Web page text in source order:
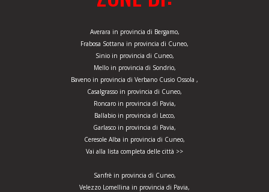
Averara in provincia di Bergamo,
Frabosa Sottana in provincia di Cuneo,
Sinio in provincia di Cuneo,
Mello in provincia di Sondrio,
Baveno in provincia di Verbano Cusio Ossola ,
Casalgrasso in provincia di Cuneo,
Roncaro in provincia di Pavia,
Ballabio in provincia di Lecco,
Garlasco in provincia di Pavia,
Ceresole Alba in provincia di Cuneo,
Vai alla lista completa delle città >>
Sanfrè in provincia di Cuneo,
Velezzo Lomellina in provincia di Pavia,